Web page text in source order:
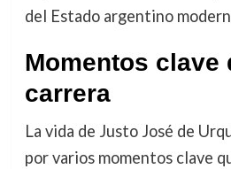
del Estado argentino
Momentos clave
carrera
La vida de Justo José de
por varios momentos clave